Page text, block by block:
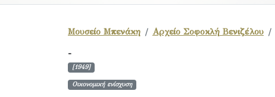
Μουσείο Μπενάκη Αρχείο Σοφοκλή Βενιζέλου
-
[1949]
Οικονομική ενίσχυση